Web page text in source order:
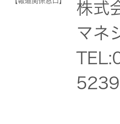
株式
マネ
5239